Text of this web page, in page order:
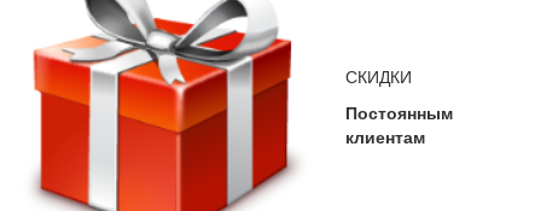
СКИДКИ
Постоянным
клиентам